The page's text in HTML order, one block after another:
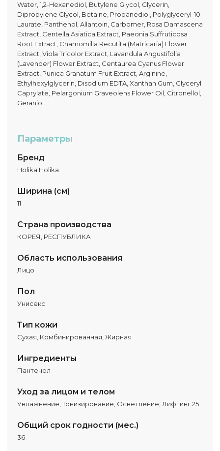
Water, 1,2-Hexanediol, Butylene Glycol, Glycerin,
Dipropylene Glycol, Betaine, Propanediol, Polyglyceryl-10
Laurate, Panthenol, Allantoin, Carbomer, Rosa Damascena
Extract, Centella Asiatica Extract, Paeonia Suffruticosa
Root Extract, Chamomilla Recutita (Matricaria) Flower
Extract, Viola Tricolor Extract, Lavandula Angustifolia
(Lavender) Flower Extract, Centaurea Cyanus Flower
Extract, Punica Granatum Fruit Extract, Arginine,
Ethylhexylglycerin, Disodium EDTA, Xanthan Gum, Glyceryl
Caprylate, Pelargonium Graveolens Flower Oil, Citronellol,
Geraniol.
Параметры
Бренд
Holika Holika
Ширина (см)
11
Страна производства
КОРЕЯ, РЕСПУБЛИКА
Область использования
Лицо
Пол
Унисекс
Тип кожи
Сухая, Комбинированная, Жирная
Ингредиенты
Пантенол
Уход за лицом и телом
Увлажнение, Тонизирование, Осветление, Лифтинг 25
Общий срок годности (мес.)
36